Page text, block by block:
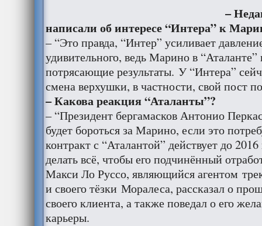
–
написали об интересе “Интера” к
– “Это правда, “Интер” усиливает
удивительного, ведь Марино в “Аталанте”
потрясающие результаты. У “Интера”
смена верхушки, в частности, свой пост
– Какова реакция “Аталанты”?
– “Президент бергамасков Антонио
будет бороться за Марино, если это
контракт с “Аталантой” действует до
делать всё, чтобы его подчинённый
Макси Ло Руссо, являющийся агентом
и своего тёзки Моралеса, рассказал о
своего клиента, а также поведал о его
карьеры.